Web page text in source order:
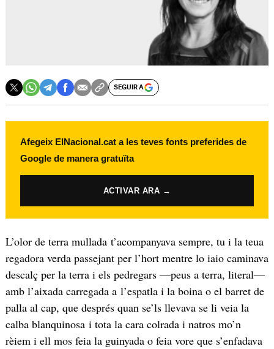
SEGUIR A
Afegeix ElNacional.cat a les teves fonts preferides de
Google de manera gratuïta
ACTIVAR ARA →
L’olor de terra mullada t’acompanyava sempre, tu i la teua
regadora verda passejant per l’hort mentre lo iaio caminava
descalç per la terra i els pedregars ―peus a terra, literal―
amb l’aixada carregada a l’espatla i la boina o el barret de
palla al cap, que després quan se’ls llevava se li veia la
calba blanquinosa i tota la cara colrada i natros mo’n
rèiem i ell mos feia la guinyada o feia vore que s’enfadava